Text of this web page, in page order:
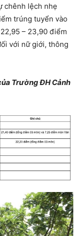
chênh lệch nhẹ
trúng tuyển vào
– 23,90 điểm
với nữ giới, thông
Trường ĐH Cảnh